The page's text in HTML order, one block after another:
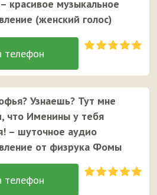
красивое музыкальное
(женский голос)
Узнаешь? Тут мне
что Именины у тебя
– шуточное аудио
от физрука Фомы